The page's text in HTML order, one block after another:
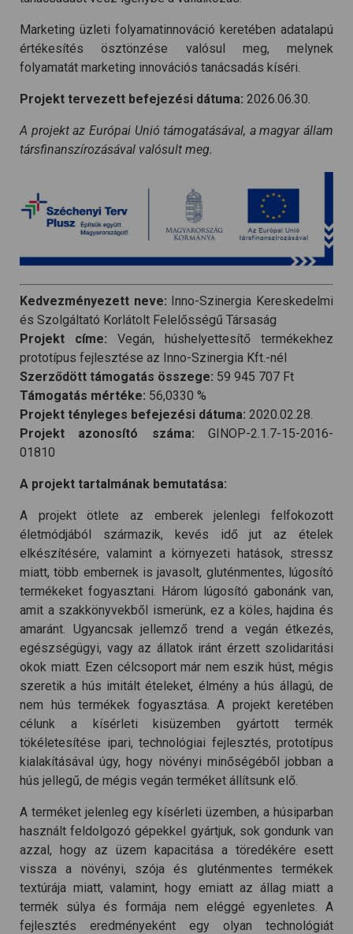
Marketing üzleti folyamatinnováció keretében adatalapú
értékesítés ösztönzése valósul meg, melynek
folyamatát marketing innovációs tanácsadás kíséri.
Projekt tervezett befejezési dátuma: 2026.06.30.
A projekt az Európai Unió támogatásával, a magyar állam
társfinanszírozásával valósult meg.
Kedvezményezett neve: Inno-Szinergia Kereskedelmi
és Szolgáltató Korlátolt Felelősségű Társaság
Projekt címe: Vegán, húshelyettesítő termékekhez
prototípus fejlesztése az Inno-Szinergia Kft.-nél
Szerződött támogatás összege: 59 945 707 Ft
Támogatás mértéke: 56,0330 %
Projekt tényleges befejezési dátuma: 2020.02.28.
Projekt azonosító száma: GINOP-2.1.7-15-2016-
01810
A projekt tartalmának bemutatása:
A projekt ötlete az emberek jelenlegi felfokozott
életmódjából származik, kevés idő jut az ételek
elkészítésére, valamint a környezeti hatások, stressz
miatt, több embernek is javasolt, gluténmentes, lúgosító
termékeket fogyasztani. Három lúgosító gabonánk van,
amit a szakkönyvekből ismerünk, ez a köles, hajdina és
amaránt. Ugyancsak jellemző trend a vegán étkezés,
egészségügyi, vagy az állatok iránt érzett szolidaritási
okok miatt. Ezen célcsoport már nem eszik húst, mégis
szeretik a hús imitált ételeket, élmény a hús állagú, de
nem hús termékek fogyasztása. A projekt keretében
célunk a kísérleti kisüzemben gyártott termék
tökéletesítése ipari, technológiai fejlesztés, prototípus
kialakításával úgy, hogy növényi minőségéből jobban a
hús jellegű, de mégis vegán terméket állítsunk elő.
A terméket jelenleg egy kísérleti üzemben, a húsiparban
használt feldolgozó gépekkel gyártjuk, sok gondunk van
azzal, hogy az üzem kapacitása a töredékére esett
vissza a növényi, szója és gluténmentes termékek
textúrája miatt, valamint, hogy emiatt az állag miatt a
termék súlya és formája nem eléggé egyenletes. A
fejlesztés eredményeként egy olyan technológiát